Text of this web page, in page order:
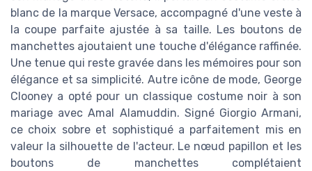
blanc de la marque Versace, accompagné d'une veste à
la coupe parfaite ajustée à sa taille. Les boutons de
manchettes ajoutaient une touche d'élégance raffinée.
Une tenue qui reste gravée dans les mémoires pour son
élégance et sa simplicité. Autre icône de mode, George
Clooney a opté pour un classique costume noir à son
mariage avec Amal Alamuddin. Signé Giorgio Armani,
ce choix sobre et sophistiqué a parfaitement mis en
valeur la silhouette de l'acteur. Le nœud papillon et les
boutons de manchettes complétaient